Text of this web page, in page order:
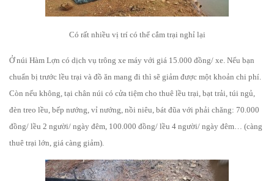
Có rất nhiều vị trí có thể cắm trại nghỉ lại
Ở núi Hàm Lợn có dịch vụ trông xe máy với giá 15.000 đồng/ xe. Nếu bạn
chuẩn bị trước lều trại và đồ ăn mang đi thì sẽ giảm được một khoản chi phí.
Còn nếu không, tại chân núi có cửa tiệm cho thuê lều trại, bạt trải, túi ngủ,
đèn treo lều, bếp nướng, vỉ nướng, nồi niêu, bát đũa với phải chăng: 70.000
đồng/ lều 2 người/ ngày đêm, 100.000 đồng/ lều 4 người/ ngày đêm… (càng
thuê trại lớn, giá càng giảm).